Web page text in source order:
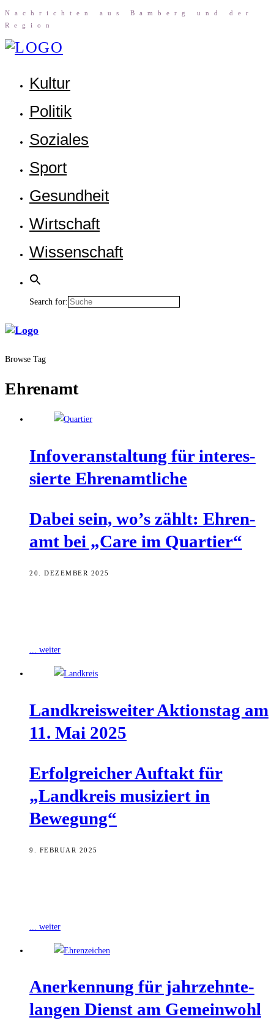
Nach­rich­ten aus Bam­berg und der
Region
Kul­tur
Poli­tik
Sozia­les
Sport
Gesund­heit
Wirt­schaft
Wis­sen­schaft
Search for:
Browse Tag
Ehrenamt
Info­ver­an­stal­tung für inter­es­
sier­te Ehrenamtliche
Dabei sein, wo’s zählt: Ehren­
amt bei „Care im Quartier“
20. DEZEMBER 2025
... weiter
Land­kreis­wei­ter Akti­ons­tag am
11. Mai 2025
Erfolg­rei­cher Auf­takt für
„Land­kreis musi­ziert in
Bewegung“
9. FEBRUAR 2025
... weiter
Aner­ken­nung für jahr­zehn­te­
lan­gen Dienst am Gemeinwohl